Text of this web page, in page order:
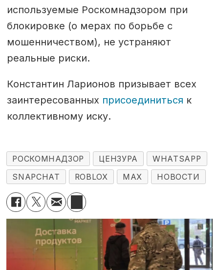
используемые Роскомнадзором при
блокировке (о мерах по борьбе с
мошенничеством), не устраняют
реальные риски.
Константин Ларионов призывает всех
заинтересованных присоединиться к
коллективному иску.
РОСКОМНАДЗОР ЦЕНЗУРА
WHATSAPP
SNAPCHAT
ROBLOX MAX НОВОСТИ